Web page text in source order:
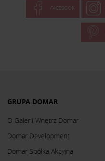
FACEBOOK
GRUPA DOMAR
O Galerii Wnętrz Domar
Domar Development
Domar Spółka Akcyjna